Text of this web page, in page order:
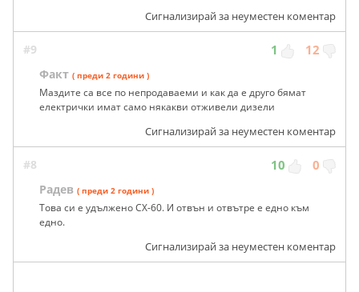
Сигнализирай за неуместен коментар
#9 1 12
Факт ( преди 2 години )
Маздите са все по непродаваеми и как да е друго бямат
електрички имат само някакви отживели дизели
Сигнализирай за неуместен коментар
#8 10 0
Радев ( преди 2 години )
Това си е удължено CX-60. И отвън и отвътре е едно към
едно.
Сигнализирай за неуместен коментар